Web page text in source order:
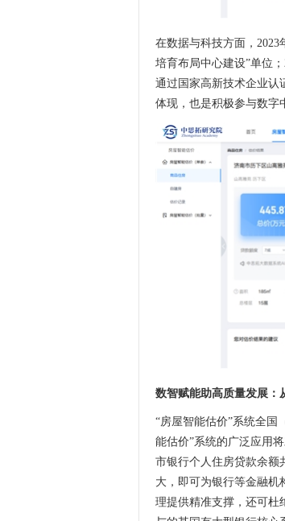
在数据与科技方面，2023
培育布局中心建设”单位
通过国家高新技术企业认
体现，也是积极参与数字
数智赋能助高质量发展：
“房屋智能估价”系统全国
能估价”系统的广泛应用
市银行个人住房贷款余额
大，即可为银行等金融机
理提供精准支撑，还可杜